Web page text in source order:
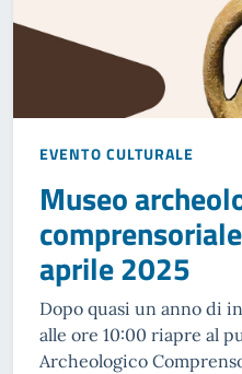
EVENTO CULTURALE
Museo
aprile 2025
Dopo quasi un anno di
alle ore 10:00 riapre al
Archeologico